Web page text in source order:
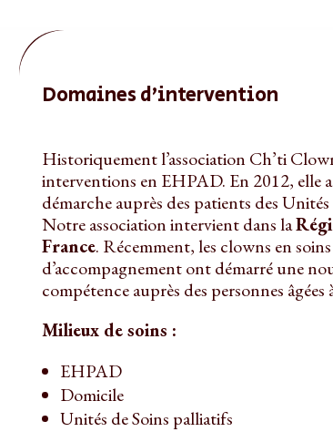
Domaines d’intervention
Historiquement l’association Ch’ti
interventions en EHPAD. En 2012, elle
démarche auprès des patients des
Notre association intervient dans la
France. Récemment, les clowns en soins
d’accompagnement ont démarré une
compétence auprès des personnes âgées
Milieux de soins :
EHPAD
Domicile
Unités de Soins palliatifs